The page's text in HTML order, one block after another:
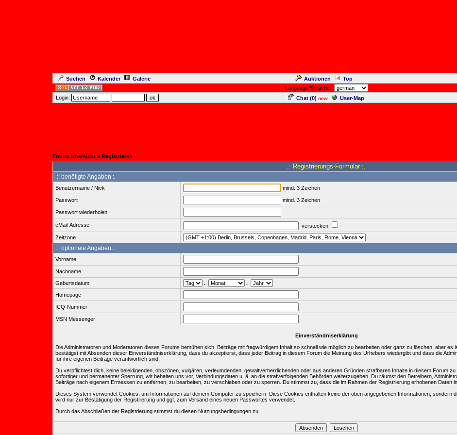
Suchen Kalender Galerie Auktionen Top
Language/Sprache:
Login:
Chat (0) new User-Map
Forum Übersicht » Registrieren
.: Registrierungs-Formular :.
:: benötigte Angaben :.
Benutzername / Nick mind. 3 Zeichen
Passwort mind. 3 Zeichen
Passwort wiederholen
eMail-Adresse
verstecken
Zeitzone
:: optionale Angaben :.
Vorname
Nachname
Geburtsdatum
.
.
Homepage
ICQ-Nummer
MSN Messenger
Einverständniserklärung
Die Administratoren und Moderatoren dieses Forums bemühen sich, Beiträge mit fragwürdigem Inhalt so schnell wie möglich zu bearbeiten oder ganz zu löschen, aber
bestätigst mit Absenden dieser Einverständniserklärung, dass du akzeptierst, dass jeder Beitrag in diesem Forum die Meinung des Urhebers wiedergibt und dass die
für ihre eigenen Beiträge verantwortlich sind.
Du verpflichtest dich, keine beleidigenden, obszönen, vulgären, verleumdenden, gewaltverherrlichenden oder aus anderen Gründen strafbaren Inhalte in diesem Forum
sofortiger und permanenter Sperrung, wir behalten uns vor, Verbindungsdaten u. ä. an die strafverfolgenden Behörden weiterzugeben. Du räumst den Betreibern,
Beiträge nach eigenem Ermessen zu entfernen, zu bearbeiten, zu verschieben oder zu sperren. Du stimmst zu, dass die im Rahmen der Registrierung erhobenen Daten
Dieses System verwendet Cookies, um Informationen auf deinem Computer zu speichern. Diese Cookies enthalten keine der oben angegebenen Informationen, sondern
wird nur zur Bestätigung der Registrierung und ggf. zum Versand eines neuen Passwortes verwendet.
Durch das Abschließen der Registrierung stimmst du diesen Nutzungsbedingungen zu.